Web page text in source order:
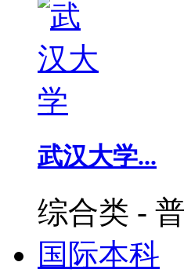
武汉大学...
综合类 -
国际本科